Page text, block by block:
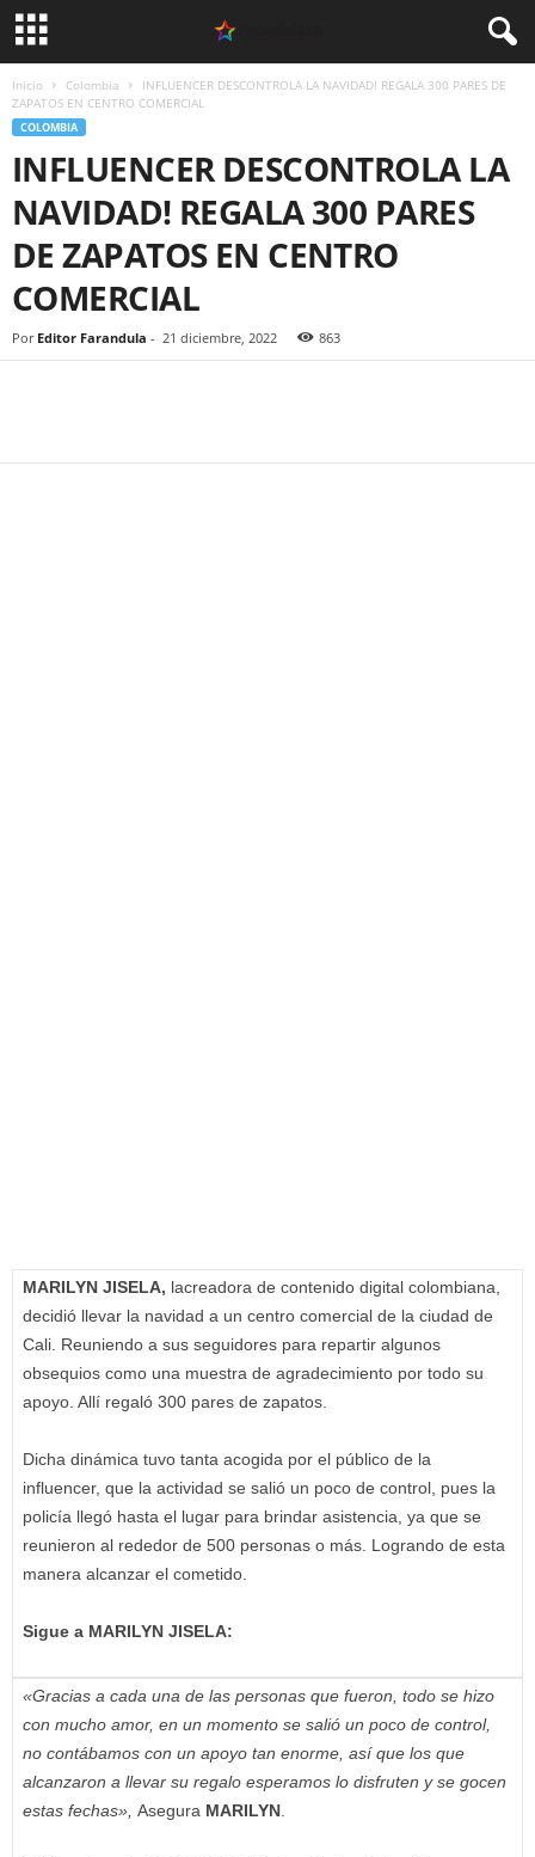
Inicio Colombia
INFLUENCER DESCONTROLA LA NAVIDAD! REGALA 300 PARES DE
ZAPATOS EN CENTRO COMERCIAL
COLOMBIA
INFLUENCER DESCONTROLA LA
NAVIDAD! REGALA 300 PARES
DE ZAPATOS EN CENTRO
COMERCIAL
Por Editor Farandula - 21 diciembre, 2022 863
MARILYN JISELA, lacreadora de contenido digital colombiana,
decidió llevar la navidad a un centro comercial de la ciudad de
Cali. Reuniendo a sus seguidores para repartir algunos
obsequios como una muestra de agradecimiento por todo su
apoyo. Allí regaló 300 pares de zapatos.
Dicha dinámica tuvo tanta acogida por el público de la
influencer, que la actividad se salió un poco de control, pues la
policía llegó hasta el lugar para brindar asistencia, ya que se
reunieron al rededor de 500 personas o más. Logrando de esta
manera alcanzar el cometido.
Sigue a MARILYN JISELA:
«Gracias a cada una de las personas que fueron, todo se hizo
con mucho amor, en un momento se salió un poco de control,
no contábamos con un apoyo tan enorme, así que los que
alcanzaron a llevar su regalo esperamos lo disfruten y se gocen
estas fechas», Asegura MARILYN.